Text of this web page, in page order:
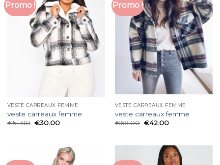
Promo !
VESTE CARREAUX FEMME
veste carreaux femme
€51.00 €30.00
Promo !
VESTE CARREAUX FEMME
veste carreaux femme
€68.00 €42.00